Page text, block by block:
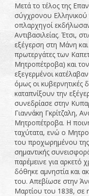
Μετά το τέλος της
σύγχρονου Ελληνικού
οπλαρχηγοί
Αντιβασιλείας. Έτσι,
εξέγερση στη Μάνη
πρωτεργάτες των
Μητροπέτροβα) και
εξεγερμένοι
όμως οι κυβερνητικές
καταπνίξουν την
συνεδρίασε στην
Γιαννάκη Γκρίτζαλη,
Μητροπέτροβα. Η
ταχύτατα, ενώ ο
του προχωρημένου της
σημαντικής
παρέμεινε για αρκετό
δόθηκε αμνηστία και
του. Απεβίωσε στην
Μαρτίου του 1838, σε